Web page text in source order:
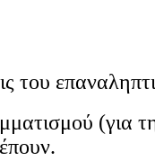
του
(για